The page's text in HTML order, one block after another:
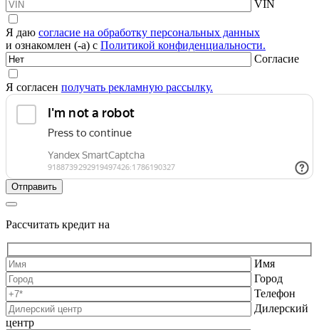
VIN
Я даю согласие на обработку персональных данных
и ознакомлен (-а) с Политикой конфиденциальности.
Согласие
Я согласен получать рекламную рассылку.
Рассчитать кредит на
Имя
Город
Телефон
Дилерский
центр